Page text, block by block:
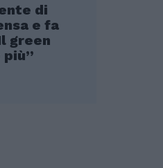
di
e fa
green
più”